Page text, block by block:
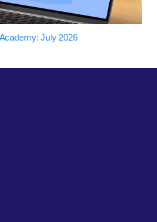
July 2026